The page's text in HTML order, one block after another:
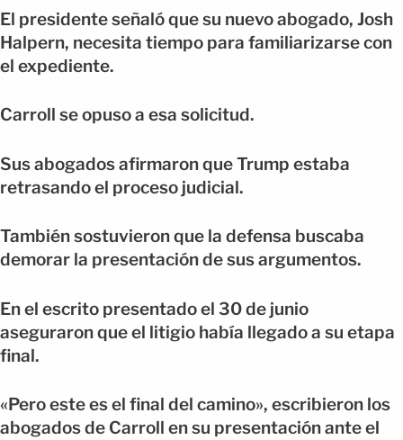
El presidente señaló que su nuevo abogado, Josh
Halpern, necesita tiempo para familiarizarse con
el expediente.
Carroll se opuso a esa solicitud.
Sus abogados afirmaron que Trump estaba
retrasando el proceso judicial.
También sostuvieron que la defensa buscaba
demorar la presentación de sus argumentos.
En el escrito presentado el 30 de junio
aseguraron que el litigio había llegado a su etapa
final.
«Pero este es el final del camino», escribieron los
abogados de Carroll en su presentación ante el